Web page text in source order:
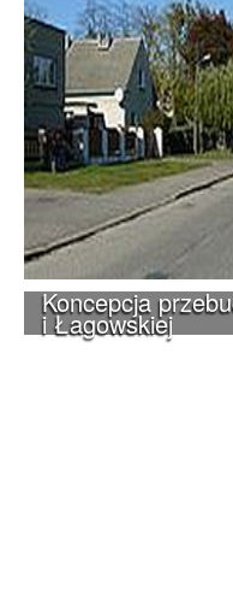
Koncepcja
i Łagowskiej